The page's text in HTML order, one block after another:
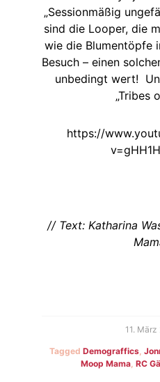
„Sessionmäßig
sind die Looper, die
wie die Blumentöpfe
Besuch – einen
unbedingt wert!
„Tribes
https://
// Text: Katharina
11. März
Tagged Demograffics,
Moop Mama, RC